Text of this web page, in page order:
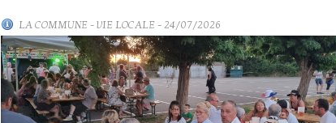
LA COMMUNE-VIE LOCALE- 24/07/2026